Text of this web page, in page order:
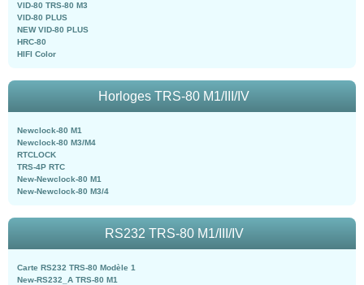
VID-80 TRS-80 M3
VID-80 PLUS
NEW VID-80 PLUS
HRC-80
HIFI Color
Horloges TRS-80 M1/III/IV
Newclock-80 M1
Newclock-80 M3/M4
RTCLOCK
TRS-4P RTC
New-Newclock-80 M1
New-Newclock-80 M3/4
RS232 TRS-80 M1/III/IV
Carte RS232 TRS-80 Modèle 1
New-RS232_A TRS-80 M1